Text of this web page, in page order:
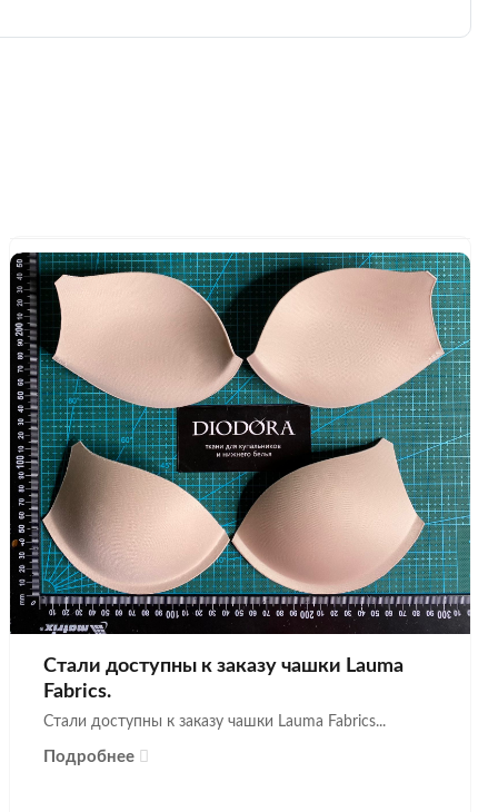
Стали доступны к заказу чашки Lauma
Fabrics.
Стали доступны к заказу чашки Lauma Fabrics...
Подробнее